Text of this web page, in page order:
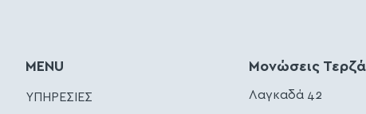
MENU
ΥΠΗΡΕΣΙΕΣ
Μονώσεις
Λαγκαδά 42